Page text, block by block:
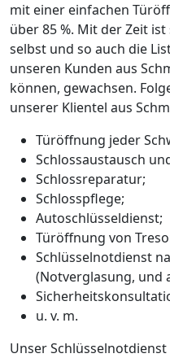
mit einer einfachen
über 85 %. Mit der Zeit
selbst und so auch die
unseren Kunden aus
können, gewachsen.
unserer Klientel aus
Türöffnung jeder
Schlossaustausch
Schlossreparatur;
Schlosspflege;
Autoschlüsseldienst;
Türöffnung von
Schlüsselnotdienst
(Notverglasung, und
u. v. m.
Unser